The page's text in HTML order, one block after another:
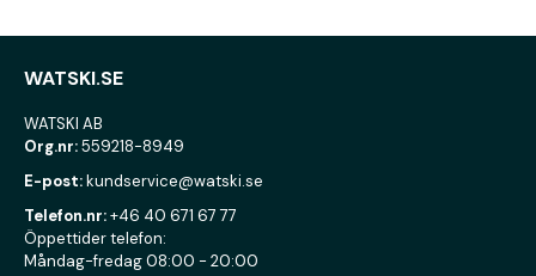
WATSKI.SE
WATSKI AB
Org.nr:559218-8949
E-post:kundservice@watski.se
Telefon.nr:+46 40 671 67 77
Öppettider telefon:
Måndag-fredag 08:00 - 20:00